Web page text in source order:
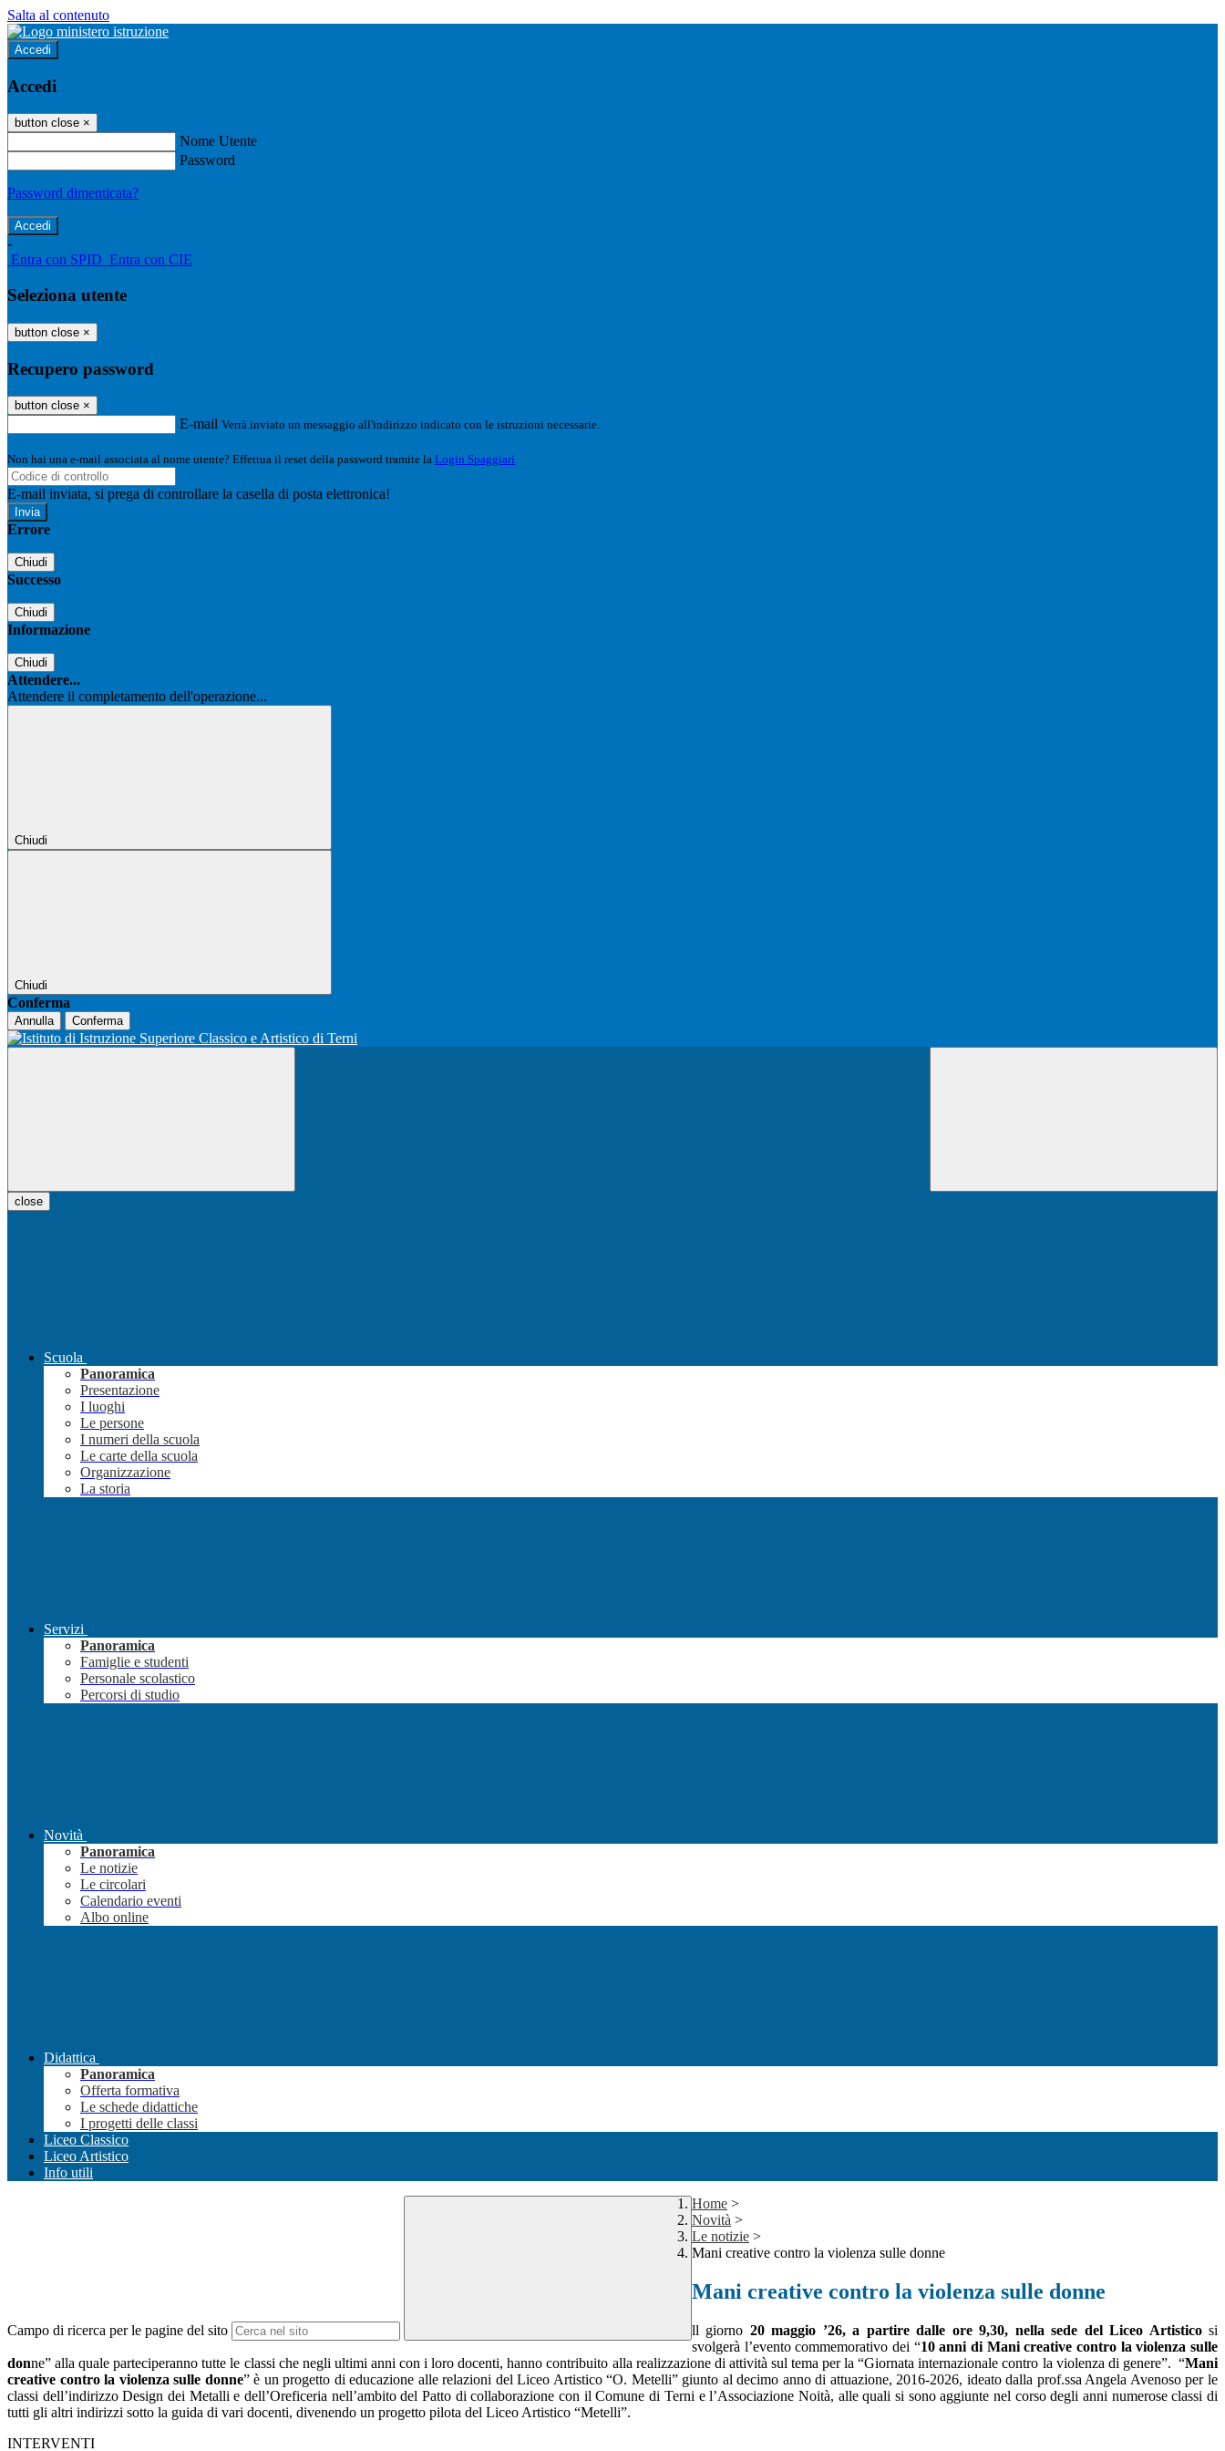
Salta al contenuto
Accedi
Accedi
button close ×
Nome Utente
Password
Password dimenticata?
-
Entra con SPID Entra con CIE
Seleziona utente
button close ×
Recupero password
button close ×
E-mail Verrà inviato un messaggio all'indirizzo indicato con le istruzioni necessarie.
Non hai una e-mail associata al nome utente? Effettua il reset della password tramite la Login Spaggiari
E-mail inviata, si prega di controllare la casella di posta elettronica!
Errore
Chiudi
Successo
Chiudi
Informazione
Chiudi
Attendere...
Attendere il completamento dell'operazione...
Chiudi
Chiudi
Conferma
Annulla Conferma
close
Scuola
Panoramica
Presentazione
I luoghi
Le persone
I numeri della scuola
Le carte della scuola
Organizzazione
La storia
Servizi
Panoramica
Famiglie e studenti
Personale scolastico
Percorsi di studio
Novità
Panoramica
Le notizie
Le circolari
Calendario eventi
Albo online
Didattica
Panoramica
Offerta formativa
Le schede didattiche
I progetti delle classi
Liceo Classico
Liceo Artistico
Info utili
Campo di ricerca per le pagine del sito
Home >
Novità >
Le notizie >
Mani creative contro la violenza sulle donne
Mani creative contro la violenza sulle donne
ll giorno 20 maggio ’26, a partire dalle ore 9,30, nella sede del Liceo Artisticosi
svolgerà l’evento commemorativo dei “10 anni di Mani creative contro la violenza sulle
donne” alla quale parteciperanno tutte le classi che negli ultimi anni con i loro docenti, hanno contribuito alla realizzazione di attività sul tema per la “Giornata internazionale contro la violenza di genere”. “Mani
creative contro la violenza sulle donne” è un progetto di educazione alle relazioni del Liceo Artistico “O. Metelli” giunto al decimo anno di attuazione, 2016-2026, ideato dalla prof.ssa Angela Avenoso per le
classi dell’indirizzo Design dei Metalli e dell’Oreficeria nell’ambito del Patto di collaborazione con il Comune di Terni e l’Associazione Noità, alle quali si sono aggiunte nel corso degli anni numerose classi di
tutti gli altri indirizzi sotto la guida di vari docenti, divenendo un progetto pilota del Liceo Artistico “Metelli”.
INTERVENTI